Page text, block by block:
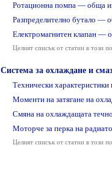
Ротационна помпа — обща
Разпределително бутало —
Електромагнитен клапан —
Целият списък от статии в този
Система за охлаждане и
Технически характеристики
Моменти на затягане на
Смяна на охлаждащата
Моторче за перка на
Целият списък от статии в този